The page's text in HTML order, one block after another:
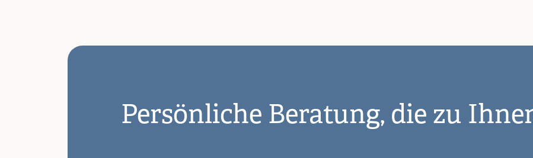
Persönliche Beratung, die zu